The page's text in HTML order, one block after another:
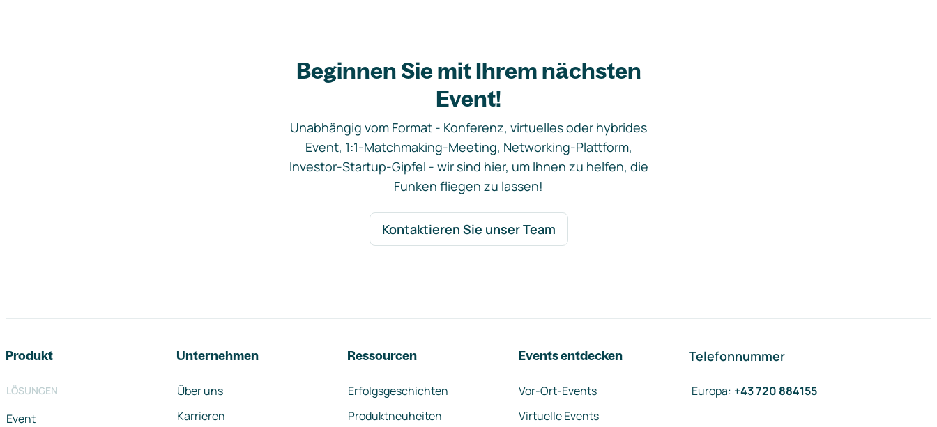
Beginnen Sie mit Ihrem nächsten
Event!
Unabhängig vom Format - Konferenz, virtuelles oder hybrides
Event, 1:1-Matchmaking-Meeting, Networking-Plattform,
Investor-Startup-Gipfel - wir sind hier, um Ihnen zu helfen, die
Funken fliegen zu lassen!
Kontaktieren Sie unser Team
Produkt
LÖSUNGEN
Event
Unternehmen
Über uns
Karrieren
Ressourcen
Erfolgsgeschichten
Produktneuheiten
Events entdecken
Vor-Ort-Events
Virtuelle Events
Telefonnummer
Europa: +43 720 884155